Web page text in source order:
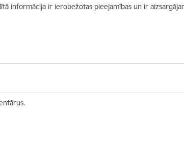
informācija ir ierobežotas pieejamības un ir